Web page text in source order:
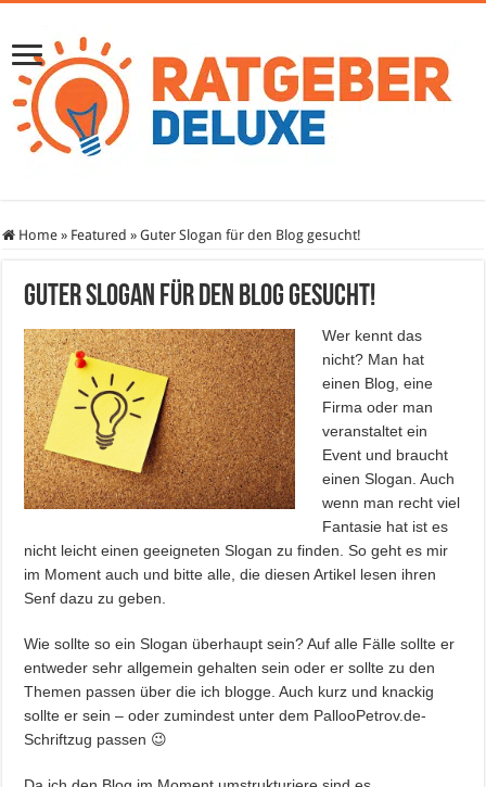
Home » Featured » Guter Slogan für den Blog gesucht!
Guter Slogan für den Blog gesucht!
Wer kennt das
nicht? Man hat
einen Blog, eine
Firma oder man
veranstaltet ein
Event und braucht
einen Slogan. Auch
wenn man recht viel
Fantasie hat ist es
nicht leicht einen geeigneten Slogan zu finden. So geht es mir
im Moment auch und bitte alle, die diesen Artikel lesen ihren
Senf dazu zu geben.
Wie sollte so ein Slogan überhaupt sein? Auf alle Fälle sollte er
entweder sehr allgemein gehalten sein oder er sollte zu den
Themen passen über die ich blogge. Auch kurz und knackig
sollte er sein – oder zumindest unter dem PallooPetrov.de-
Schriftzug passen 😉